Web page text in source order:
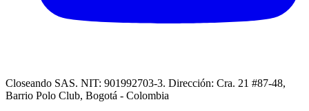
Closeando SAS. NIT: 901992703-3. Dirección: Cra. 21 #87-48,
Barrio Polo Club, Bogotá - Colombia